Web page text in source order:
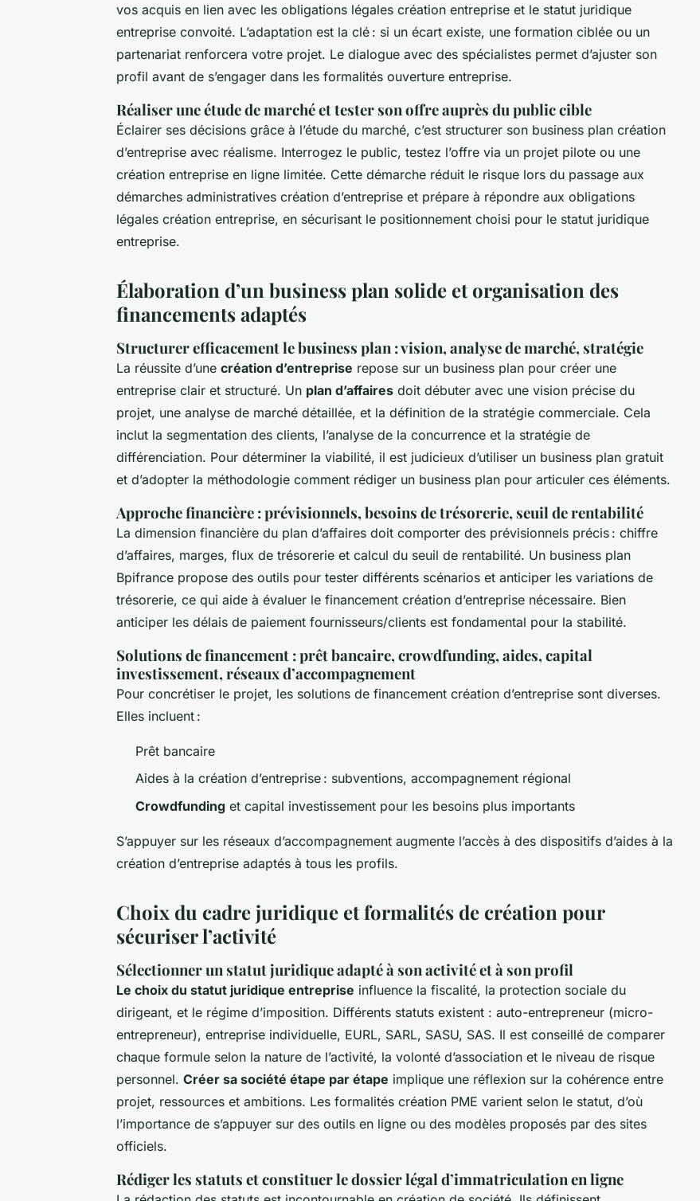
vos acquis en lien avec les obligations légales création entreprise et le statut juridique
entreprise convoité. L’adaptation est la clé : si un écart existe, une formation ciblée ou un
partenariat renforcera votre projet. Le dialogue avec des spécialistes permet d’ajuster son
profil avant de s’engager dans les formalités ouverture entreprise.
Réaliser une étude de marché et tester son offre auprès du public cible
Éclairer ses décisions grâce à l’étude du marché, c’est structurer son business plan création
d’entreprise avec réalisme. Interrogez le public, testez l’offre via un projet pilote ou une
création entreprise en ligne limitée. Cette démarche réduit le risque lors du passage aux
démarches administratives création d’entreprise et prépare à répondre aux obligations
légales création entreprise, en sécurisant le positionnement choisi pour le statut juridique
entreprise.
Élaboration d’un business plan solide et organisation des
financements adaptés
Structurer efficacement le business plan : vision, analyse de marché, stratégie
La réussite d’une création d’entreprise repose sur un business plan pour créer une
entreprise clair et structuré. Un plan d’affaires doit débuter avec une vision précise du
projet, une analyse de marché détaillée, et la définition de la stratégie commerciale. Cela
inclut la segmentation des clients, l’analyse de la concurrence et la stratégie de
différenciation. Pour déterminer la viabilité, il est judicieux d’utiliser un business plan gratuit
et d’adopter la méthodologie comment rédiger un business plan pour articuler ces éléments.
Approche financière : prévisionnels, besoins de trésorerie, seuil de rentabilité
La dimension financière du plan d’affaires doit comporter des prévisionnels précis : chiffre
d’affaires, marges, flux de trésorerie et calcul du seuil de rentabilité. Un business plan
Bpifrance propose des outils pour tester différents scénarios et anticiper les variations de
trésorerie, ce qui aide à évaluer le financement création d’entreprise nécessaire. Bien
anticiper les délais de paiement fournisseurs/clients est fondamental pour la stabilité.
Solutions de financement : prêt bancaire, crowdfunding, aides, capital
investissement, réseaux d’accompagnement
Pour concrétiser le projet, les solutions de financement création d’entreprise sont diverses.
Elles incluent :
Prêt bancaire
Aides à la création d’entreprise : subventions, accompagnement régional
Crowdfunding et capital investissement pour les besoins plus importants
S’appuyer sur les réseaux d’accompagnement augmente l’accès à des dispositifs d’aides à la
création d’entreprise adaptés à tous les profils.
Choix du cadre juridique et formalités de création pour
sécuriser l’activité
Sélectionner un statut juridique adapté à son activité et à son profil
Le choix du statut juridique entreprise influence la fiscalité, la protection sociale du
dirigeant, et le régime d’imposition. Différents statuts existent : auto-entrepreneur (micro-
entrepreneur), entreprise individuelle, EURL, SARL, SASU, SAS. Il est conseillé de comparer
chaque formule selon la nature de l’activité, la volonté d’association et le niveau de risque
personnel. Créer sa société étape par étape implique une réflexion sur la cohérence entre
projet, ressources et ambitions. Les formalités création PME varient selon le statut, d’où
l’importance de s’appuyer sur des outils en ligne ou des modèles proposés par des sites
officiels.
Rédiger les statuts et constituer le dossier légal d’immatriculation en ligne